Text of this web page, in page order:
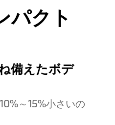
パクト
備えたボデ
～15%小さいの